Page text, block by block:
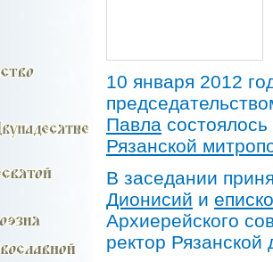
10 января 2012
Павла
Рязанской
В заседании
Дионисий и
Архиерейского
ректор